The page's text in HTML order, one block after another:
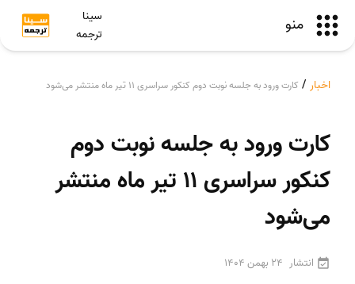
منو
سینا
ترجمه
اخبار / کارت ورود به جلسه نوبت دوم کنکور سراسری 11 تیر ماه منتشر می‌شود
کارت ورود به جلسه نوبت دوم
کنکور سراسری 11 تیر ماه منتشر
می‌شود
انتشار 24 بهمن 1404